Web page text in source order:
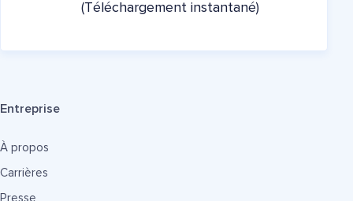
(Téléchargement instantané)
Entreprise
À propos
Carrières
Presse